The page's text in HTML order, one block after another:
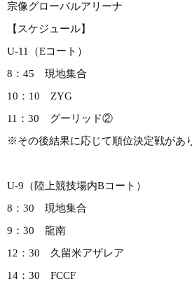
宗像グローバルアリーナ
【スケジュール】
U-11（Eコート）
8：45 現地集合
10：10 ZYG
11：30 グーリッド②
※その後結果に応じて順位決定戦があ
U-9（陸上競技場内Bコート）
8：30 現地集合
9：30 龍南
12：30 久留米アザレア
14：30 FCCF